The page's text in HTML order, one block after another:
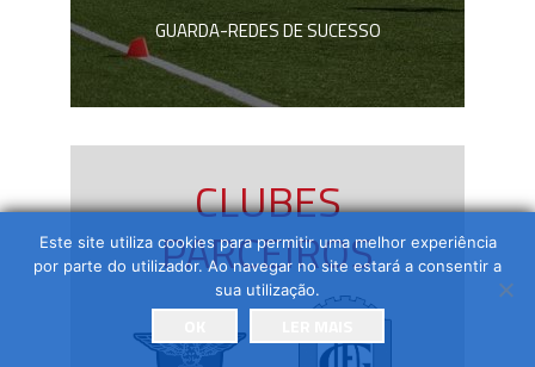
GUARDA-REDES DE SUCESSO
CLUBES
PARCEIROS
Este site utiliza cookies para permitir uma melhor experiência
por parte do utilizador. Ao navegar no site estará a consentir a
sua utilização.